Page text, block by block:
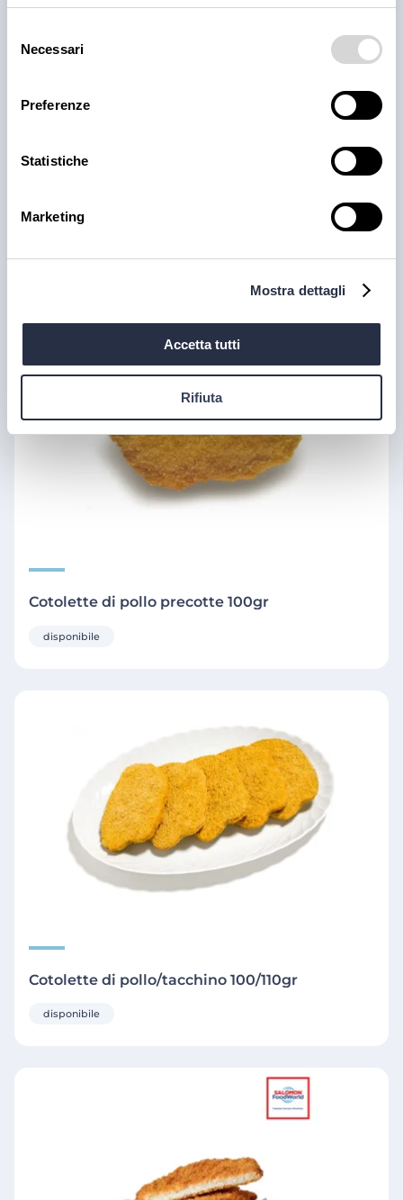
delNecessari
Preferenze
Statistiche
Marketing
Mostra dettagli
Accetta tutti
Rifiuta
Cotolette di pollo 140gr
disponibile
Cotolette di pollo precotte 100gr
disponibile
Cotolette di pollo/tacchino 100/110gr
disponibile